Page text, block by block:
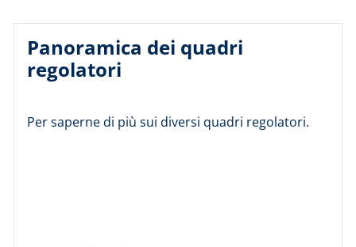
Panoramica dei quadri
regolatori
Per saperne di più sui diversi quadri regolatori.